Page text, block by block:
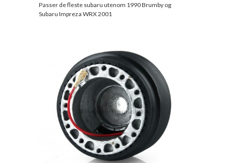
Passer de fleste subaru utenom 1990 Brumby og
Subaru Impreza WRX 2001